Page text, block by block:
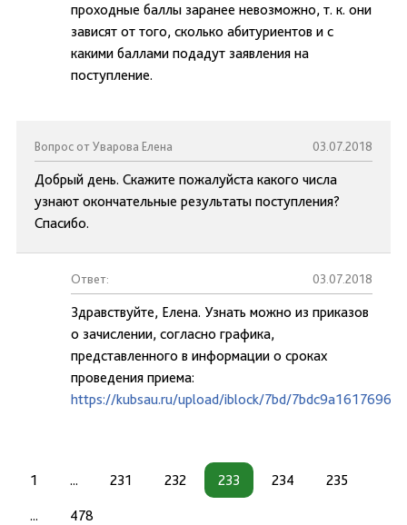
проходные баллы заранее невозможно, т. к. они
зависят от того, сколько абитуриентов и с
какими баллами подадут заявления на
поступление.
Вопрос от Уварова Елена 03.07.2018
Добрый день. Скажите пожалуйста какого числа
узнают окончательные результаты поступления?
Спасибо.
Ответ: 03.07.2018
Здравствуйте, Елена. Узнать можно из приказов
о зачислении, согласно графика,
представленного в информации о сроках
проведения приема:
https://kubsau.ru/upload/iblock/7bd/
1 ... 231 232 233 234 235
... 478